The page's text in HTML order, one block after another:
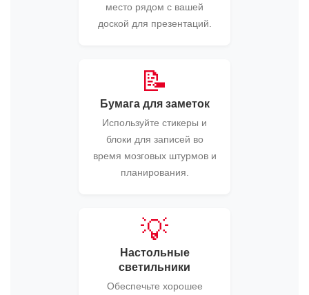
место рядом с вашей
доской для презентаций.
📝
Бумага для заметок
Используйте стикеры и
блоки для записей во
время мозговых штурмов и
планирования.
💡
Настольные
светильники
Обеспечьте хорошее